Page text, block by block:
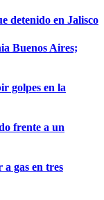
detenido en Jalisco
Buenos Aires;
golpes en la
frente a un
a gas en tres